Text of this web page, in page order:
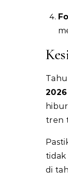
2026
tren
tidak
di